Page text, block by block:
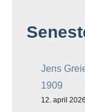
Jens
1909
12. april 2026